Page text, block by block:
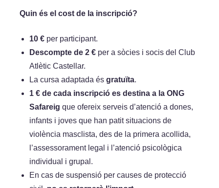
Quin és el cost de la inscripció?
10 € per participant.
Descompte de 2 € per a sòcies i socis del Club
Atlètic Castellar.
La cursa adaptada és gratuïta.
1 € de cada inscripció es destina a la ONG
Safareig que ofereix serveis d’atenció a dones,
infants i joves que han patit situacions de
violència masclista, des de la primera acollida,
l’assessorament legal i l’atenció psicològica
individual i grupal.
En cas de suspensió per causes de protecció